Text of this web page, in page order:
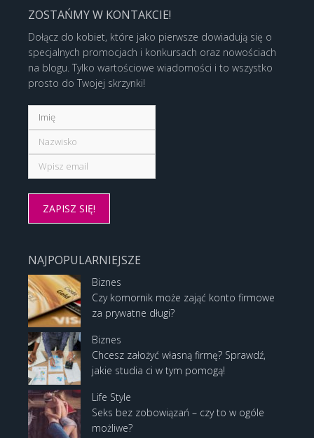
ZOSTAŃMY W KONTAKCIE!
Dołącz do kobiet, które jako pierwsze dowiadują się o
specjalnych promocjach i konkursach oraz nowościach
na blogu. Tylko wartościowe wiadomości i to wszystko
prosto do Twojej skrzynki!
NAJPOPULARNIEJSZE
Biznes
Czy komornik może zająć konto firmowe
za prywatne długi?
Biznes
Chcesz założyć własną firmę? Sprawdź,
jakie studia ci w tym pomogą!
Life Style
Seks bez zobowiązań – czy to w ogóle
możliwe?